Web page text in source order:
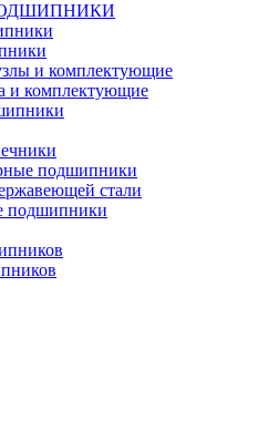
и комплектующие
и комплектующие
подшипники
стали
подшипники